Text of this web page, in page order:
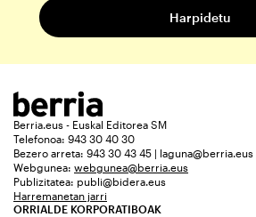
Berria.eus - Euskal Editorea SM
Telefonoa: 943 30 40 30
Bezero arreta: 943 30 43 45 | laguna@berria.eus
Webgunea: webgunea@berria.eus
Publizitatea: publi@bidera.eus
Harremanetan jarri
ORRIALDE KORPORATIBOAK